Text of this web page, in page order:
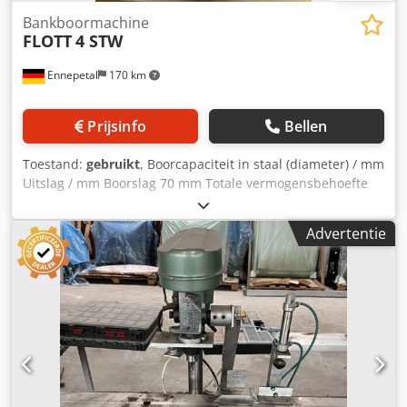
Beschikbaarheid: op korte termijn Locatie: Flörsheim
Ennepetal 170 km
Bankboormachine
FLOTT4 STW
Prijsinfo Bellen
Toestand: gebruikt, Boorcapaciteit in staal (diameter) / mm
Uitslag / mm Boorslag 70 mm Totale vermogensbehoefte
0,9 kW Tafelboormachine met inrichting Ø40mm Dodpjy
Tbv Tsfx Aahswa
Advertentie